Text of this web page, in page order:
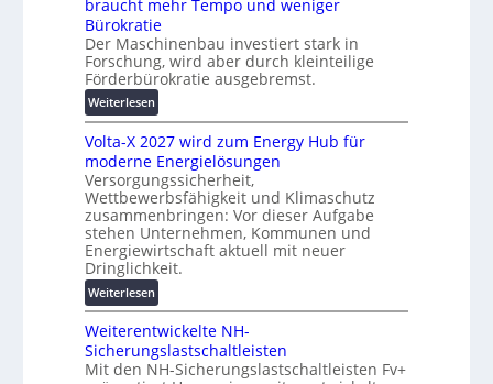
r
u
n
g
s
l
ö
s
u
n
g
e
n
t
e
s
c
h
u
t
z
u
n
d
d
i
g
i
t
a
l
e
braucht mehr Tempo und weniger
Bürokratie
Der Maschinenbau investiert stark in
Forschung, wird aber durch kleinteilige
Förderbürokratie ausgebremst.
Weiterlesen:
M
a
s
c
h
i
n
e
n
b
u
:
F
Volta-X 2027 wird zum Energy Hub für
moderne Energielösungen
Versorgungssicherheit,
Wettbewerbsfähigkeit und Klimaschutz
zusammenbringen: Vor dieser Aufgabe
stehen Unternehmen, Kommunen und
Energiewirtschaft aktuell mit neuer
Dringlichkeit.
Weiterlesen:
V
o
l
t
Weiterentwickelte NH-
Sicherungslastschaltleisten
Mit den NH-Sicherungslastschaltleisten Fv+